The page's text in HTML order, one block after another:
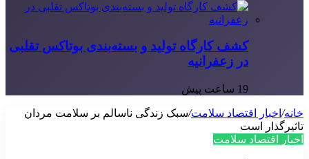
کشف کارگاه تولید و بسته‌بندی بوتاکس تقلبی
در زعفرانیه
19 ساعت پیش
خانه/ اخبار اقتصاد سلامت/سبک زندگی ناسالم بر سلامت مردان
تاثیرگذار است
اخبار اقتصاد سلامت